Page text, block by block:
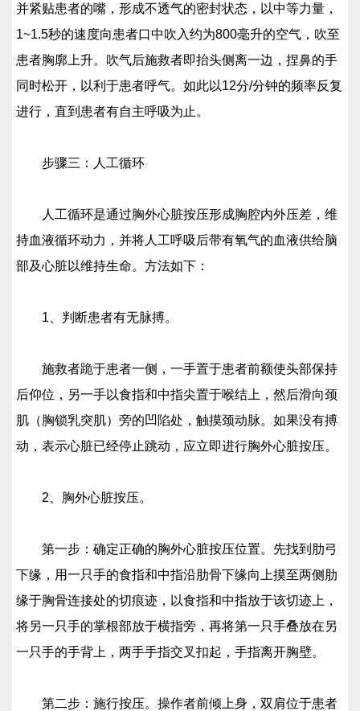
并紧贴患者的嘴，形成不透气的密封状态，以中等力量，
1~1.5秒的速度向患者口中吹入约为800毫升的空气，吹至
患者胸廓上升。吹气后施救者即抬头侧离一边，捏鼻的手
同时松开，以利于患者呼气。如此以12分/分钟的频率反复
进行，直到患者有自主呼吸为止。
步骤三：人工循环
人工循环是通过胸外心脏按压形成胸腔内外压差，维
持血液循环动力，并将人工呼吸后带有氧气的血液供给脑
部及心脏以维持生命。方法如下：
1、判断患者有无脉搏。
施救者跪于患者一侧，一手置于患者前额使头部保持
后仰位，另一手以食指和中指尖置于喉结上，然后滑向颈
肌（胸锁乳突肌）旁的凹陷处，触摸颈动脉。如果没有搏
动，表示心脏已经停止跳动，应立即进行胸外心脏按压。
2、胸外心脏按压。
第一步：确定正确的胸外心脏按压位置。先找到肋弓
下缘，用一只手的食指和中指沿肋骨下缘向上摸至两侧肋
缘于胸骨连接处的切痕迹，以食指和中指放于该切迹上，
将另一只手的掌根部放于横指旁，再将第一只手叠放在另
一只手的手背上，两手手指交叉扣起，手指离开胸壁。
第二步：施行按压。操作者前倾上身，双肩位于患者